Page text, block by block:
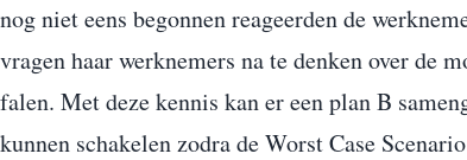
nog niet eens begonnen reageerden de
vragen haar werknemers na te denken over de
falen. Met deze kennis kan er een plan B
kunnen schakelen zodra de Worst Case